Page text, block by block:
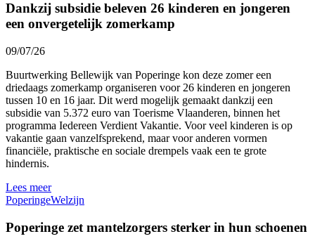
Dankzij subsidie beleven 26 kinderen en jongeren
een onvergetelijk zomerkamp
09/07/26
Buurtwerking Bellewijk van Poperinge kon deze zomer een
driedaags zomerkamp organiseren voor 26 kinderen en jongeren
tussen 10 en 16 jaar. Dit werd mogelijk gemaakt dankzij een
subsidie van 5.372 euro van Toerisme Vlaanderen, binnen het
programma Iedereen Verdient Vakantie. Voor veel kinderen is op
vakantie gaan vanzelfsprekend, maar voor anderen vormen
financiële, praktische en sociale drempels vaak een te grote
hindernis.
Lees meer
PoperingeWelzijn
Poperinge zet mantelzorgers sterker in hun schoenen